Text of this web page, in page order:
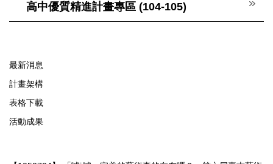
高中優質精進計畫專區 (104-105)
最新消息
計畫架構
表格下載
活動成果